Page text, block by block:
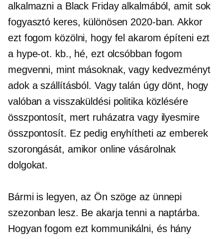
alkalmazni a Black Friday alkalmából, amit sok
fogyasztó keres, különösen 2020-ban. Akkor
ezt fogom közölni, hogy fel akarom építeni ezt
a hype-ot. kb., hé, ezt olcsóbban fogom
megvenni, mint másoknak, vagy kedvezményt
adok a szállításból. Vagy talán úgy dönt, hogy
valóban a visszaküldési politika közlésére
összpontosít, mert ruházatra vagy ilyesmire
összpontosít. Ez pedig enyhítheti az emberek
szorongását, amikor online vásárolnak
dolgokat.
Bármi is legyen, az Ön szöge az ünnepi
szezonban lesz. Be akarja tenni a naptárba.
Hogyan fogom ezt kommunikálni, és hány